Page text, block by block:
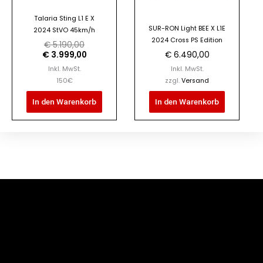
Talaria Sting L1 E X
2024 StVO 45km/h
€5.190,00
€3.999,00
Inkl. MwSt.
150€
In den Warenkorb
SUR-RON Light BEE X L1E
2024 Cross PS Edition
€6.490,00
Inkl. MwSt.
zzgl. Versand
In den Warenkorb